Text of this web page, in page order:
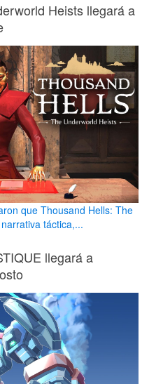
Heists llegará a
que Thousand Hells: The
táctica,...
llegará a